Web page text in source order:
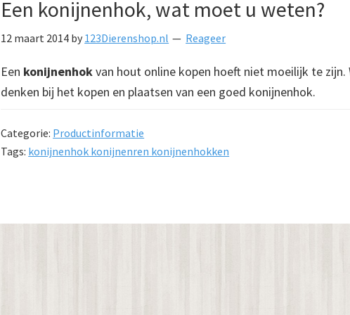
Een konijnenhok, wat moet u weten?
12 maart 2014 by 123Dierenshop.nl Reageer
Een konijnenhokvan hout online kopen hoeft niet moeilijk te
denken bij het kopen en plaatsen van een goed konijnenhok.
Categorie: Productinformatie
Tags: konijnenhok konijnenren konijnenhokken